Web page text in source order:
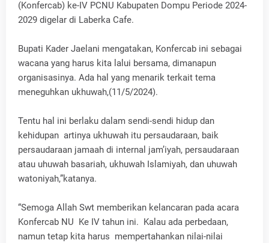
(Konfercab) ke-IV PCNU Kabupaten Dompu Periode 2024-
2029 digelar di Laberka Cafe.
Bupati Kader Jaelani mengatakan, Konfercab ini sebagai
wacana yang harus kita lalui bersama, dimanapun
organisasinya. Ada hal yang menarik terkait tema
meneguhkan ukhuwah,(11/5/2024).
Tentu hal ini berlaku dalam sendi-sendi hidup dan
kehidupan artinya ukhuwah itu persaudaraan, baik
persaudaraan jamaah di internal jam’iyah, persaudaraan
atau uhuwah basariah, ukhuwah Islamiyah, dan uhuwah
watoniyah,”katanya.
“Semoga Allah Swt memberikan kelancaran pada acara
Konfercab NU Ke IV tahun ini. Kalau ada perbedaan,
namun tetap kita harus mempertahankan nilai-nilai